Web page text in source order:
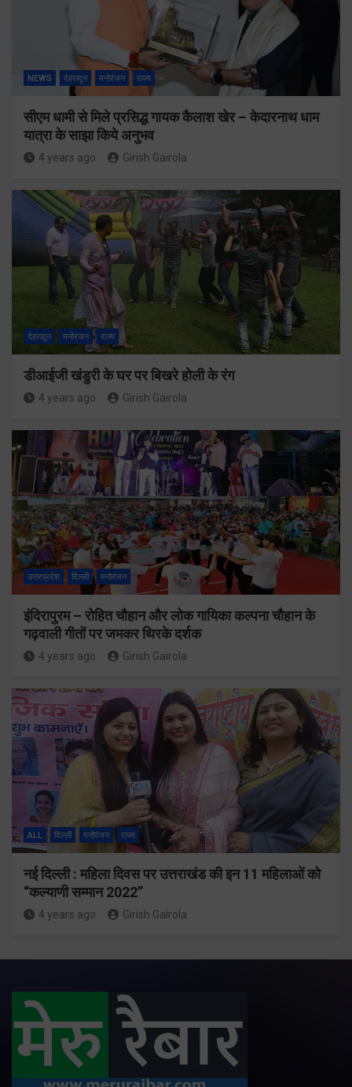
NEWS देहरादून मनोरंजन राज्य
सीएम धामी से मिले प्रसिद्ध गायक कैलाश खेर – केदारनाथ धाम
यात्रा के साझा किये अनुभव
4 years ago Girish Gairola
देहरादून मनोरंजन राज्य
डीआईजी खंडुरी के घर पर बिखरे होली के रंग
4 years ago Girish Gairola
उत्तरप्रदेश दिल्ली मनोरंजन
इंदिरापुरम – रोहित चौहान और लोक गायिका कल्पना चौहान के
गढ़वाली गीतों पर जमकर थिरके दर्शक
4 years ago Girish Gairola
ALL दिल्ली मनोरंजन राज्य
नई दिल्ली : महिला दिवस पर उत्तराखंड की इन 11 महिलाओं को
“कल्याणी सम्मान 2022”
4 years ago Girish Gairola